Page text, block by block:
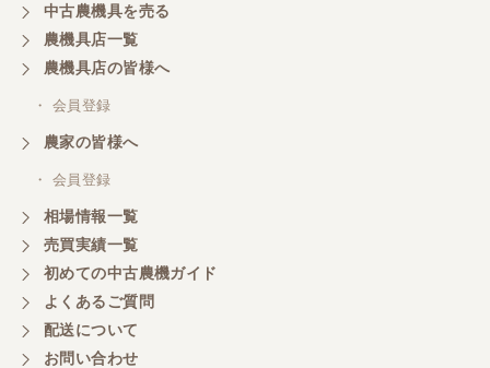
中古農機具を売る
農機具店一覧
農機具店の皆様へ
・ 会員登録
農家の皆様へ
・ 会員登録
相場情報一覧
売買実績一覧
初めての中古農機ガイド
よくあるご質問
配送について
お問い合わせ